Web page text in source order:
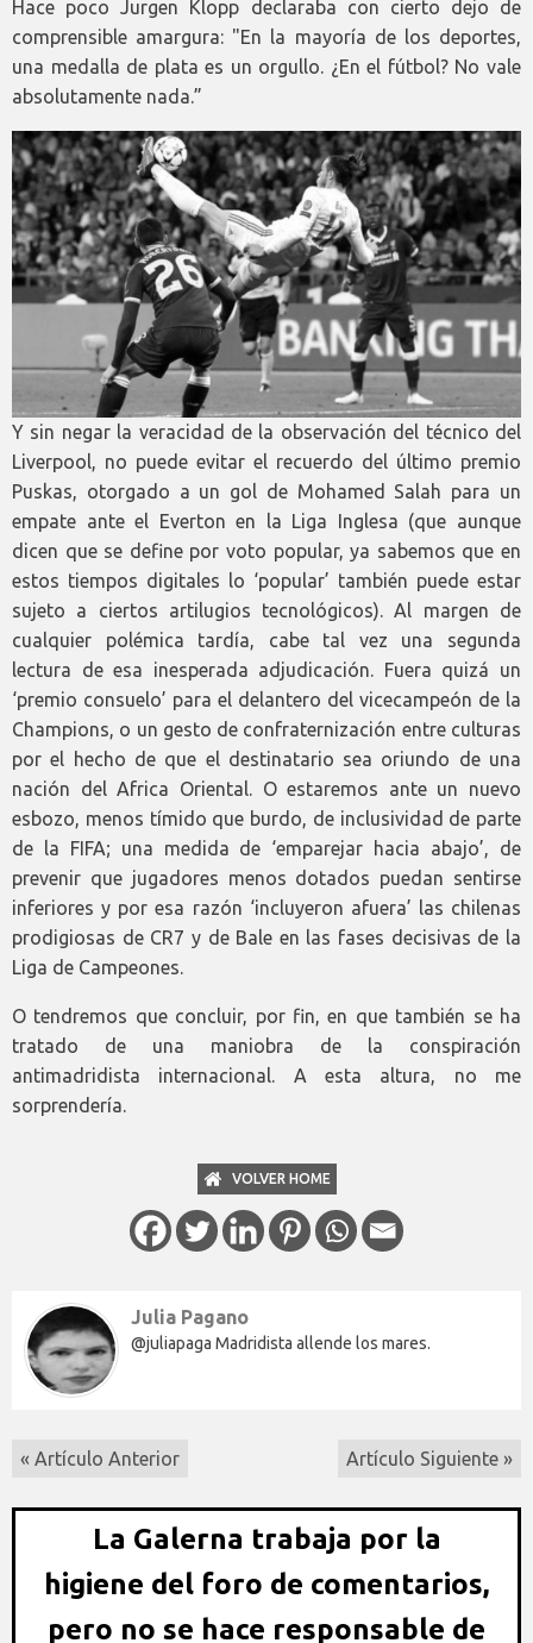
Hace poco Jurgen Klopp declaraba con cierto dejo de
comprensible amargura: "En la mayoría de los deportes,
una medalla de plata es un orgullo. ¿En el fútbol? No vale
absolutamente nada.”
Y sin negar la veracidad de la observación del técnico del
Liverpool, no puede evitar el recuerdo del último premio
Puskas, otorgado a un gol de Mohamed Salah para un
empate ante el Everton en la Liga Inglesa (que aunque
dicen que se define por voto popular, ya sabemos que en
estos tiempos digitales lo ‘popular’ también puede estar
sujeto a ciertos artilugios tecnológicos). Al margen de
cualquier polémica tardía, cabe tal vez una segunda
lectura de esa inesperada adjudicación. Fuera quizá un
‘premio consuelo’ para el delantero del vicecampeón de la
Champions, o un gesto de confraternización entre culturas
por el hecho de que el destinatario sea oriundo de una
nación del Africa Oriental. O estaremos ante un nuevo
esbozo, menos tímido que burdo, de inclusividad de parte
de la FIFA; una medida de ‘emparejar hacia abajo’, de
prevenir que jugadores menos dotados puedan sentirse
inferiores y por esa razón ‘incluyeron afuera’ las chilenas
prodigiosas de CR7 y de Bale en las fases decisivas de la
Liga de Campeones.
O tendremos que concluir, por fin, en que también se ha
tratado de una maniobra de la conspiración
antimadridista internacional. A esta altura, no me
sorprendería.
VOLVER HOME
Julia Pagano
@juliapaga Madridista allende los mares.
« Artículo Anterior Artículo Siguiente »
La Galerna trabaja por la
higiene del foro de comentarios,
pero no se hace responsable de